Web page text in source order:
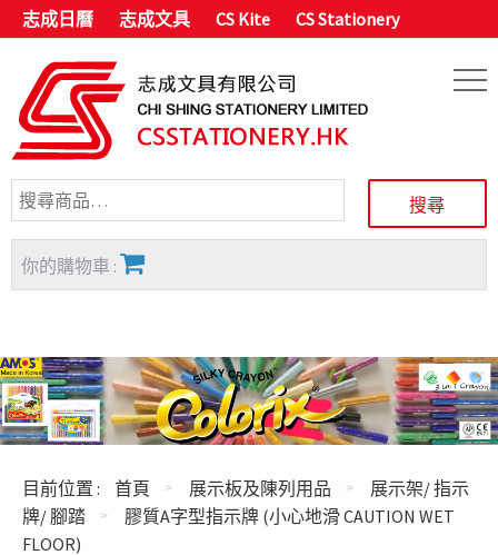
志成日曆 志成文具 CS Kite CS Stationery
你的購物車 :
目前位置 : 首頁 展示板及陳列用品
展示架/ 指示
牌/ 腳踏
膠質A字型指示牌 (小心地滑 CAUTION WET
FLOOR)